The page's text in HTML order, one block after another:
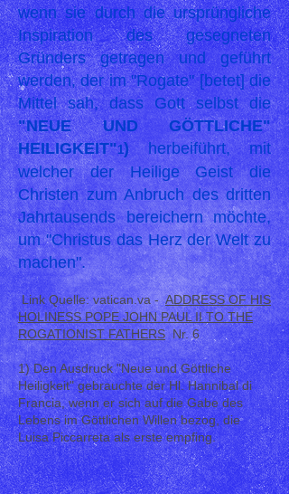
wenn sie durch die ursprüngliche
Inspiration des gesegneten
Gründers getragen und geführt
werden, der im "Rogate" [betet] die
Mittel sah, dass Gott selbst die
"NEUE UND GÖTTLICHE"
HEILIGKEIT"1) herbeiführt, mit
welcher der Heilige Geist die
Christen zum Anbruch des dritten
Jahrtausends bereichern möchte,
um "Christus das Herz der Welt zu
machen".
Link Quelle: vatican.va -ADDRESS OF HIS
HOLINESS POPE JOHN PAUL II TO THE
ROGATIONIST FATHERSNr. 6
1) Den Ausdruck "Neue und Göttliche
Heiligkeit" gebrauchte der Hl. Hannibal di
Francia, wenn er sich auf die Gabe des
Lebens im Göttlichen Willen bezog, die
Luisa Piccarreta als erste empfing.